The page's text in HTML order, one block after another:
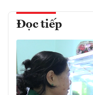
Đọc tiếp